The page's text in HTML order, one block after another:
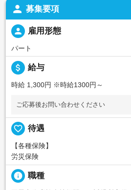
person 募集要項
person 雇用形態
パート
attach_money 給与
時給 1,300円 ※時給1300円～
ご応募後お問い合わせください
favorite_border 待遇
【各種保険】
労災保険
info 職種